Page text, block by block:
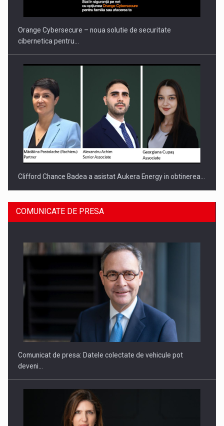
INTERNATIONAL BUSINESS SCENE
Orange Cybersecure – noua solutie de securitate
cibernetica pentru…
Clifford Chance Badea a asistat Aukera Energy in obtinerea…
SAPTE PERSONALITATI DIN MEDIUL DE AFACERI, ACADEMIC
COMUNICATE DE PRESA
Comunicat de presa: Datele colectate de vehicule pot
deveni…